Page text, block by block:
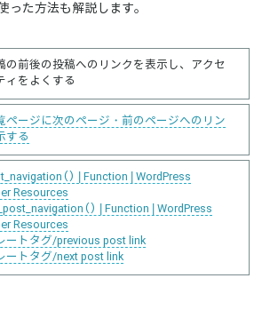
った方法も解説します。
の前後の投稿へのリンクを表示し、アクセ
ィをよくする
ページに次のページ・前のページへのリン
する
| Function | WordPress
Resources
| Function | WordPress
Resources
ートタグ/previous post link
ートタグ/next post link